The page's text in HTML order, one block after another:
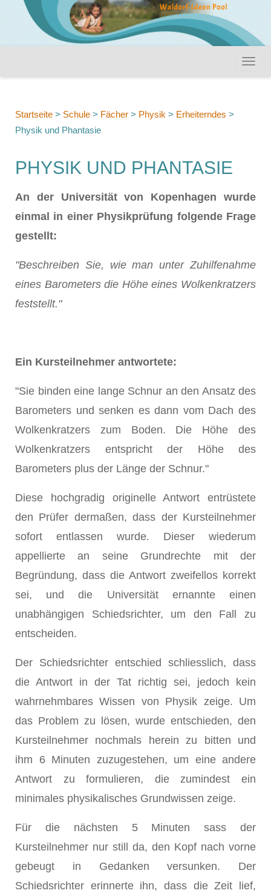
Startseite > Schule > Fächer > Physik > Erheiterndes >
Physik und Phantasie
PHYSIK UND PHANTASIE
An der Universität von Kopenhagen wurde
einmal in einer Physikprüfung folgende Frage
gestellt:
"Beschreiben Sie, wie man unter Zuhilfenahme
eines Barometers die Höhe eines Wolkenkratzers
feststellt."
Ein Kursteilnehmer antwortete:
"Sie binden eine lange Schnur an den Ansatz des
Barometers und senken es dann vom Dach des
Wolkenkratzers zum Boden. Die Höhe des
Wolkenkratzers entspricht der Höhe des
Barometers plus der Länge der Schnur."
Diese hochgradig originelle Antwort entrüstete
den Prüfer dermaßen, dass der Kursteilnehmer
sofort entlassen wurde. Dieser wiederum
appellierte an seine Grundrechte mit der
Begründung, dass die Antwort zweifellos korrekt
sei, und die Universität ernannte einen
unabhängigen Schiedsrichter, um den Fall zu
entscheiden.
Der Schiedsrichter entschied schliesslich, dass
die Antwort in der Tat richtig sei, jedoch kein
wahrnehmbares Wissen von Physik zeige. Um
das Problem zu lösen, wurde entschieden, den
Kursteilnehmer nochmals herein zu bitten und
ihm 6 Minuten zuzugestehen, um eine andere
Antwort zu formulieren, die zumindest ein
minimales physikalisches Grundwissen zeige.
Für die nächsten 5 Minuten sass der
Kursteilnehmer nur still da, den Kopf nach vorne
gebeugt in Gedanken versunken. Der
Schiedsrichter erinnerte ihn, dass die Zeit lief,